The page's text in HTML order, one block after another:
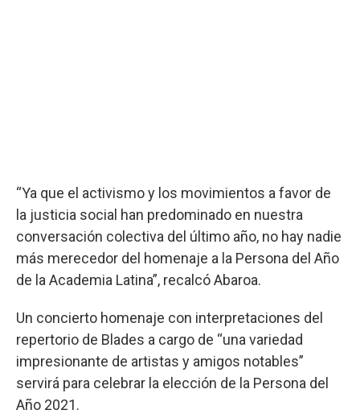
“Ya que el activismo y los movimientos a favor de
la justicia social han predominado en nuestra
conversación colectiva del último año, no hay nadie
más merecedor del homenaje a la Persona del Año
de la Academia Latina”, recalcó Abaroa.
Un concierto homenaje con interpretaciones del
repertorio de Blades a cargo de “una variedad
impresionante de artistas y amigos notables”
servirá para celebrar la elección de la Persona del
Año 2021.